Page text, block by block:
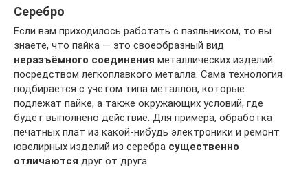
Серебро
Если вам приходилось работать с паяльником, то вы
знаете, что пайка — это своеобразный вид
неразъёмного соединения металлических изделий
посредством легкоплавкого металла. Сама технология
подбирается с учётом типа металлов, которые
подлежат пайке, а также окружающих условий, где
будет выполнено действие. Для примера, обработка
печатных плат из какой-нибудь электроники и ремонт
ювелирных изделий из серебра существенно
отличаются друг от друга.